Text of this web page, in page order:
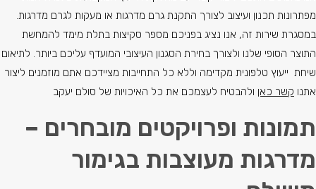
מפתרונות תכנון ועיצוב לצורך התקנת גרם מדרגות או מעקות לגרם מדרגות.
במסגרת שירות זה, אנו נציג בפניכם מספר סקיצות בתלת מימד להמחשת
התוצר הסופי שלנו ולצורך בחירת הסגנון העיצובי המועדף עליכם ביותר. לתיאום
שיחת ייעוץ טלפונית מקדימה וללא כל התחייבות מציידכם אתם מוזמנים ליצור
אתנו קשר כאן ולהבטיח לעצמכם את כל האיכויות של סולם יעקב
תמונות ופרויקטים מובחרים –
מדרגות מעוצבות בגימור